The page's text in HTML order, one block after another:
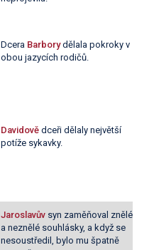
Dcera Barborydělala pokroky v
obou jazycích rodičů.
Davidově dceři dělaly největší
potíže sykavky.
Jaroslavův syn zaměňoval znělé
a neznělé souhlásky, a když se
nesoustředil, bylo mu špatně